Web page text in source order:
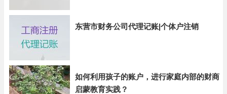
东营市财务公司代理记账|个体户注销
如何利用孩子的账户，进行家庭内部的财商
启蒙教育实践？